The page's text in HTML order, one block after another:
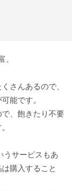
。
さんあるので、
能です。
、飽きたり不要
うサービスもあ
購入すること